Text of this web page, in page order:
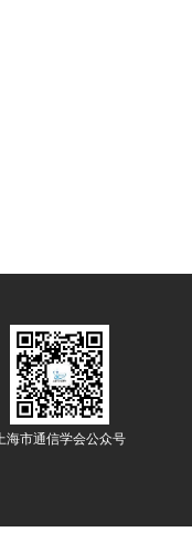
海市通信学会公众号